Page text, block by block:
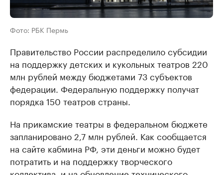
Фото: РБК Пермь
Правительство России распределило субсидии
на поддержку детских и кукольных театров 220
млн рублей между бюджетами 73 субъектов
федерации. Федеральную поддержку получат
порядка 150 театров страны.
На прикамские театры в федеральном бюджете
запланировано 2,7 млн рублей. Как сообщается
на сайте кабмина РФ, эти деньги можно будет
потратить и на поддержку творческого